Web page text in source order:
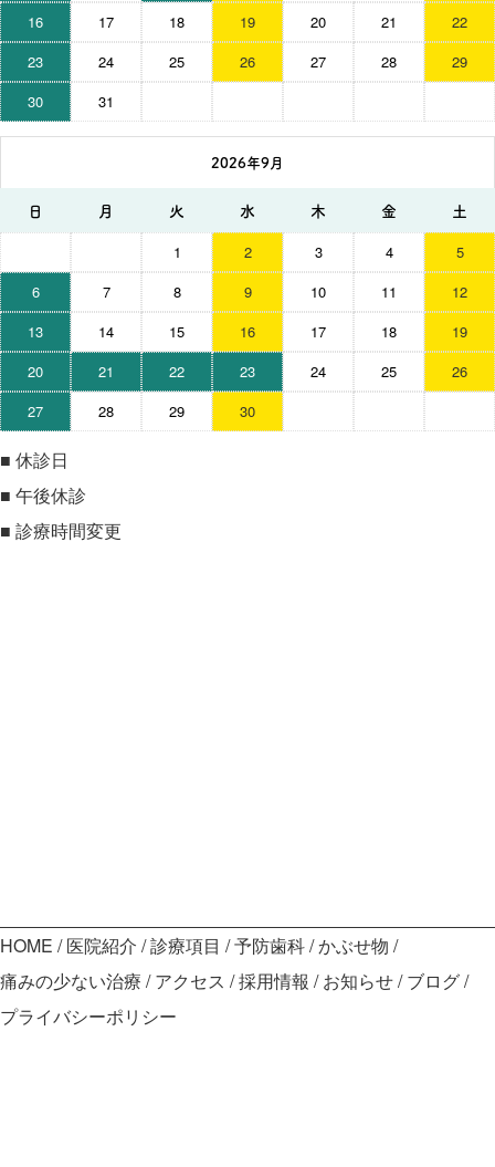
16
17 18 19 20 21
22
23
24 25 26 27 28
29
30
31
2026年9月
日 月 火 水 木 金 土
1 2 3 4
5
6
7 8 9 10 11
12
13
14 15 16 17 18
19
20
21 22 23 24 25
26
27
28 29 30
■ 休診日
■ 午後休診
■ 診療時間変更
HOME 医院紹介 診療項目 予防歯科 かぶせ物
痛みの少ない治療
アクセス 採用情報 お知らせ ブログ
プライバシーポリシー